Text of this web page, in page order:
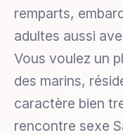
remparts,
adultes aussi
Vous voulez un
des marins,
caractère bien
rencontre sexe